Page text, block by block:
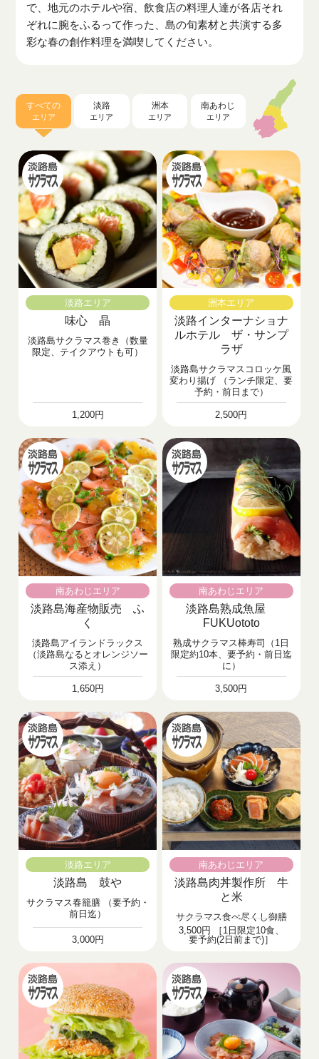
で、地元のホテルや宿、飲食店の料理人達が各店それ
ぞれに腕をふるって作った、島の旬素材と共演する多
彩な春の創作料理を満喫してください。
すべての
エリア
淡路
エリア
洲本
エリア
南あわじ
エリア
淡路エリア
味心 晶
淡路島サクラマス巻き（数量
限定、テイクアウトも可）
1,200円
洲本エリア
淡路インターナショナ
ルホテル ザ・サンプ
ラザ
淡路島サクラマスコロッケ風
変わり揚げ （ランチ限定、要
予約・前日まで）
2,500円
南あわじエリア
淡路島海産物販売 ふ
く
淡路島アイランドラックス
（淡路島なるとオレンジソー
ス添え）
1,650円
南あわじエリア
淡路島熟成魚屋
FUKUototo
熟成サクラマス棒寿司（1日
限定約10本、要予約・前日迄
に）
3,500円
淡路エリア
淡路島 鼓や
サクラマス春籠膳 （要予約・
前日迄）
3,000円
南あわじエリア
淡路島肉丼製作所 牛
と米
サクラマス食べ尽くし御膳
3,500円 ［1日限定10食、
要予約(2日前まで)］